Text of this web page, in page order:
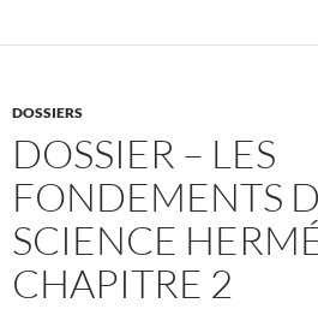
DOSSIERS
DOSSIER – LES
FONDEMENTS
SCIENCE
CHAPITRE 2